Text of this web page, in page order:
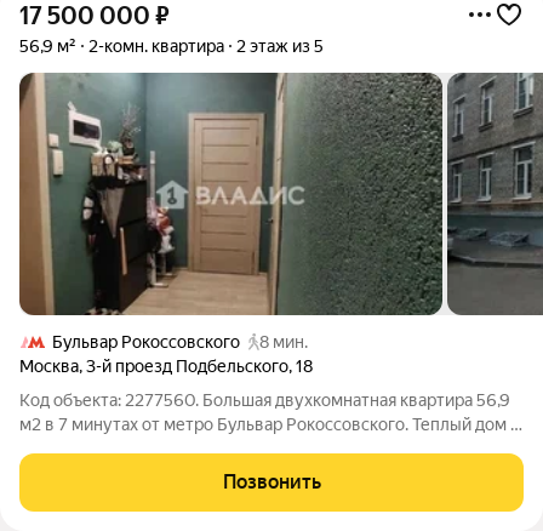
17 500 000 ₽
56,9 м² 2-комн. квартира 2 этаж из 5
Бульвар Рокоссовского
8 мин.
Москва,3-й проезд Подбельского,18
Код объекта: 2277560. Большая двухкомнатная квартира 56,9
м2 в 7 минутах от метро Бульвар Рокоссовского. Теплый дом и
квартире сделан ремонт с заменой электрики и в целом
хорошая косметика -
Позвонить